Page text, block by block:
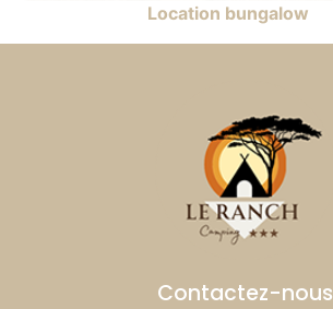
Location bungalow
Contactez-nous